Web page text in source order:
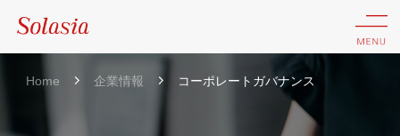
Home 企業情報 コーポレートガバナンス